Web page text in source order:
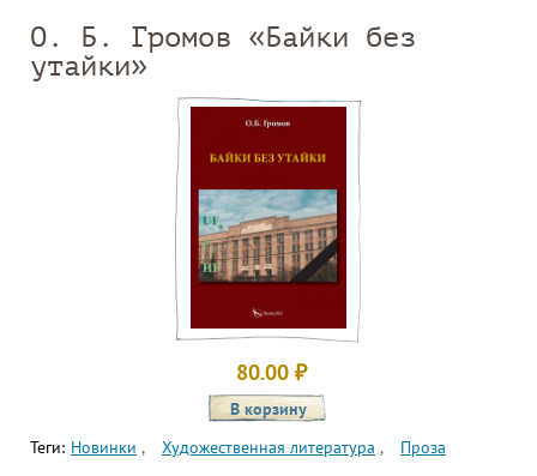
О. Б. Громов «Байки без
утайки»
80.00 ₽
Теги: Новинки Художественная литература Проза